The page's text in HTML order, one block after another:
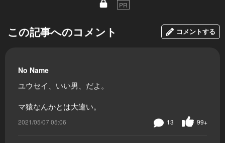
PR
この記事へのコメント コメントする
No Name
ユウセイ、いい男、だよ。
マ猿なんかとは大違い。
2021/05/07 05:06 99+
13